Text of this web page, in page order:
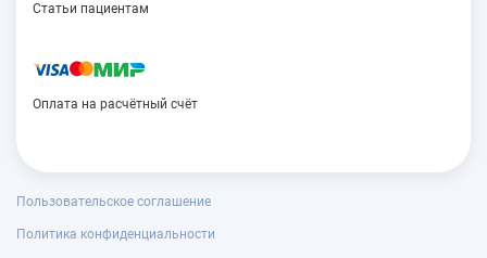
Статьи пациентам
Оплата на расчётный счёт
Пользовательское соглашение
Политика конфиденциальности